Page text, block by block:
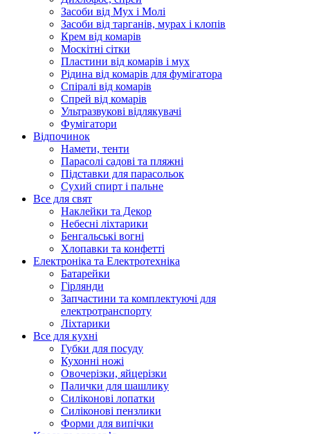
Засоби від Мух і Молі
Засоби від тарганів, мурах і клопів
Крем від комарів
Москітні сітки
Пластини від комарів і мух
Рідина від комарів для фумігатора
Спіралі від комарів
Спрей від комарів
Ультразвукові відлякувачі
Фумігатори
Відпочинок
Намети, тенти
Парасолі садові та пляжні
Підставки для парасольок
Сухий спирт і пальне
Все для свят
Наклейки та Декор
Небесні ліхтарики
Бенгальські вогні
Хлопавки та конфетті
Електроніка та Електротехніка
Батарейки
Гірлянди
Запчастини та комплектуючі для
електротранспорту
Ліхтарики
Все для кухні
Губки для посуду
Кухонні ножі
Овочерізки, яйцерізки
Палички для шашлику
Силіконові лопатки
Силіконові пензлики
Форми для випічки